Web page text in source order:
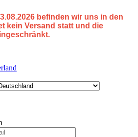
befinden wir uns in den
kein Versand statt und die